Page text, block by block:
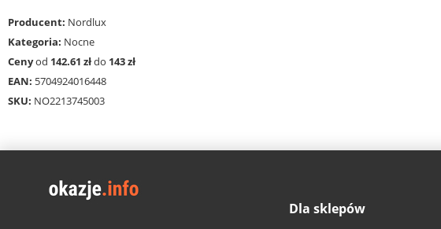
Producent: Nordlux
Kategoria: Nocne
Cenyod 142.61 złdo 143 zł
EAN: 5704924016448
SKU: NO2213745003
Dla sklepów